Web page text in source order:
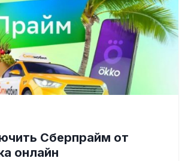
Сберпрайм от
онлайн